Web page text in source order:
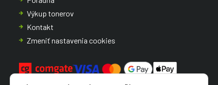
Výkup tonerov
Kontakt
Zmeniť nastavenia cookies